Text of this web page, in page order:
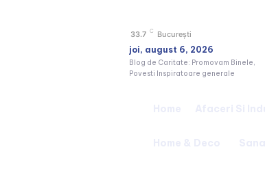
33.7 C București
joi, august 6, 2026
Blog de Caritate: Promovam Binele,
Povesti Inspiratoare generale